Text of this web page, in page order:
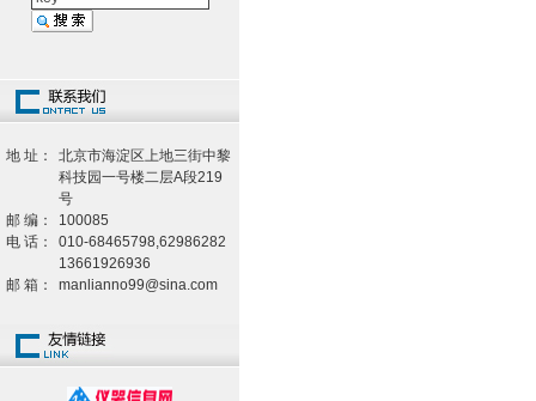
地 址：
北京市海淀区上地三街中黎
科技园一号楼二层A段219
号
邮 编：
100085
电 话：
010-68465798,62986282
13661926936
邮 箱：
manlianno99@sina.com